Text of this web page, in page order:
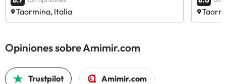
Taormina, Italia
Opiniones sobre Amimir.com
Trustpilot Amimir.com